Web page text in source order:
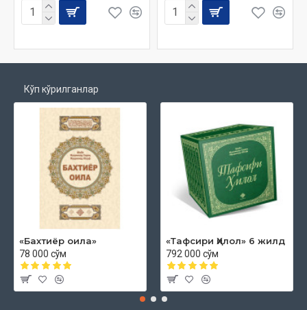
Кўп кўрилганлар
«Бахтиёр оила»
78 000 сўм
«Тафсири Ҳилол» 6 жилд
792 000 сўм